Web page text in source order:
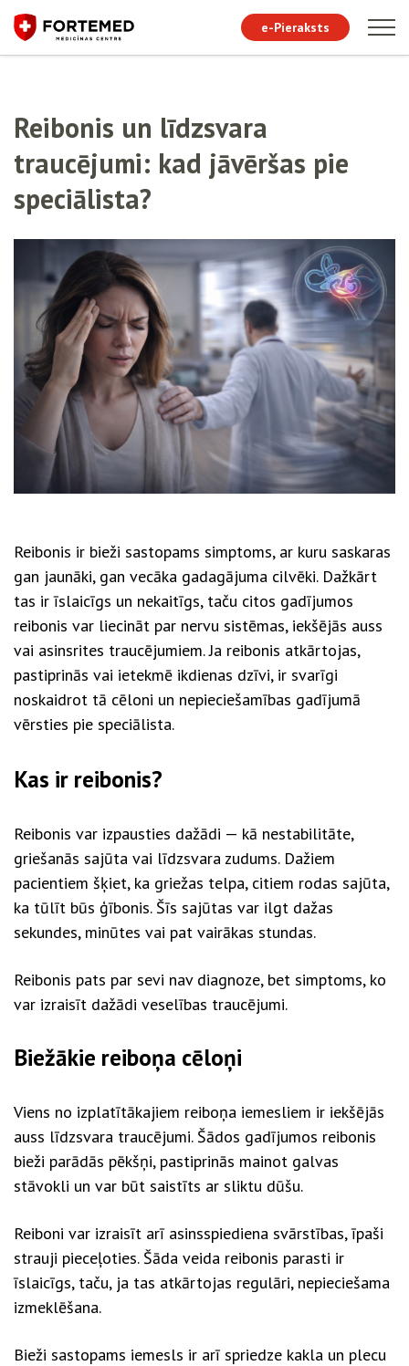
e-Pieraksts
Reibonis un līdzsvara
traucējumi: kad jāvēršas pie
speciālista?
Reibonis ir bieži sastopams simptoms, ar kuru saskaras
gan jaunāki, gan vecāka gadagājuma cilvēki. Dažkārt
tas ir īslaicīgs un nekaitīgs, taču citos gadījumos
reibonis var liecināt par nervu sistēmas, iekšējās auss
vai asinsrites traucējumiem. Ja reibonis atkārtojas,
pastiprinās vai ietekmē ikdienas dzīvi, ir svarīgi
noskaidrot tā cēloni un nepieciešamības gadījumā
vērsties pie speciālista.
Kas ir reibonis?
Reibonis var izpausties dažādi — kā nestabilitāte,
griešanās sajūta vai līdzsvara zudums. Dažiem
pacientiem šķiet, ka griežas telpa, citiem rodas sajūta,
ka tūlīt būs ģībonis. Šīs sajūtas var ilgt dažas
sekundes, minūtes vai pat vairākas stundas.
Reibonis pats par sevi nav diagnoze, bet simptoms, ko
var izraisīt dažādi veselības traucējumi.
Biežākie reiboņa cēloņi
Viens no izplatītākajiem reiboņa iemesliem ir iekšējās
auss līdzsvara traucējumi. Šādos gadījumos reibonis
bieži parādās pēkšņi, pastiprinās mainot galvas
stāvokli un var būt saistīts ar sliktu dūšu.
Reiboni var izraisīt arī asinsspiediena svārstības, īpaši
strauji pieceļoties. Šāda veida reibonis parasti ir
īslaicīgs, taču, ja tas atkārtojas regulāri, nepieciešama
izmeklēšana.
Bieži sastopams iemesls ir arī spriedze kakla un plecu